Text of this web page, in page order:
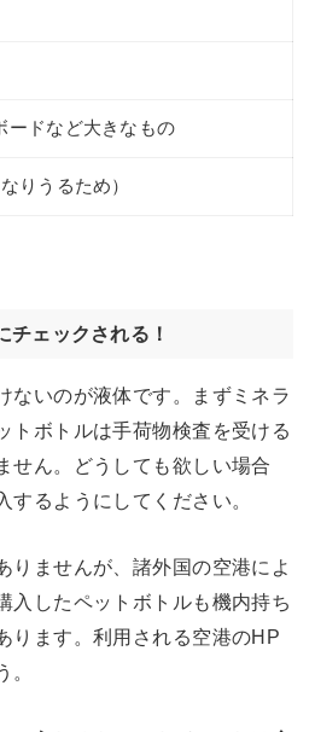
ードなど大きなもの
りうるため）
チェックされる！
ないのが液体です。まずミネラ
トボトルは手荷物検査を受ける
せん。どうしても欲しい場合
するようにしてください。
りませんが、諸外国の空港によ
入したペットボトルも機内持ち
ります。利用される空港のHP
。